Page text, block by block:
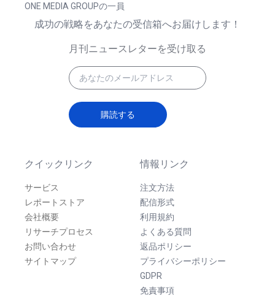
ONE MEDIA GROUPの一員
クイックリンク
サービス
レポートストア
会社概要
リサーチプロセス
お問い合わせ
サイトマップ
情報リンク
注文方法
配信形式
利用規約
よくある質問
返品ポリシー
プライバシーポリシー
GDPR
免責事項
成功の戦略をあなたの受信箱へお届けします！
月刊ニュースレターを受け取る
購読する